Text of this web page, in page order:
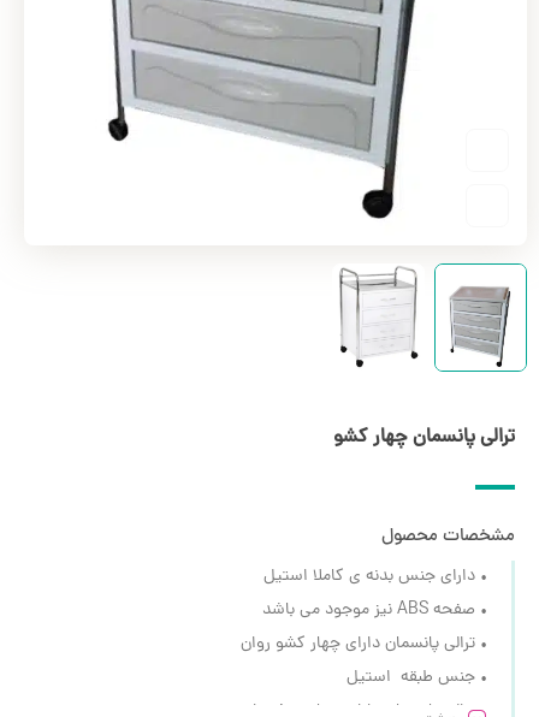
ترالی پانسمان چهار کشو
مشخصات محصول
• دارای جنس بدنه ی کاملا استیل
• صفحه ABS نیز موجود می باشد
• ترالی پانسمان دارای چهار کشو روان
• جنس طبقه استیل
• ترالی پانسمان دارای چهار چرخ روان